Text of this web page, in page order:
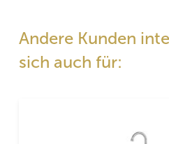
Andere Kunden
sich auch für: